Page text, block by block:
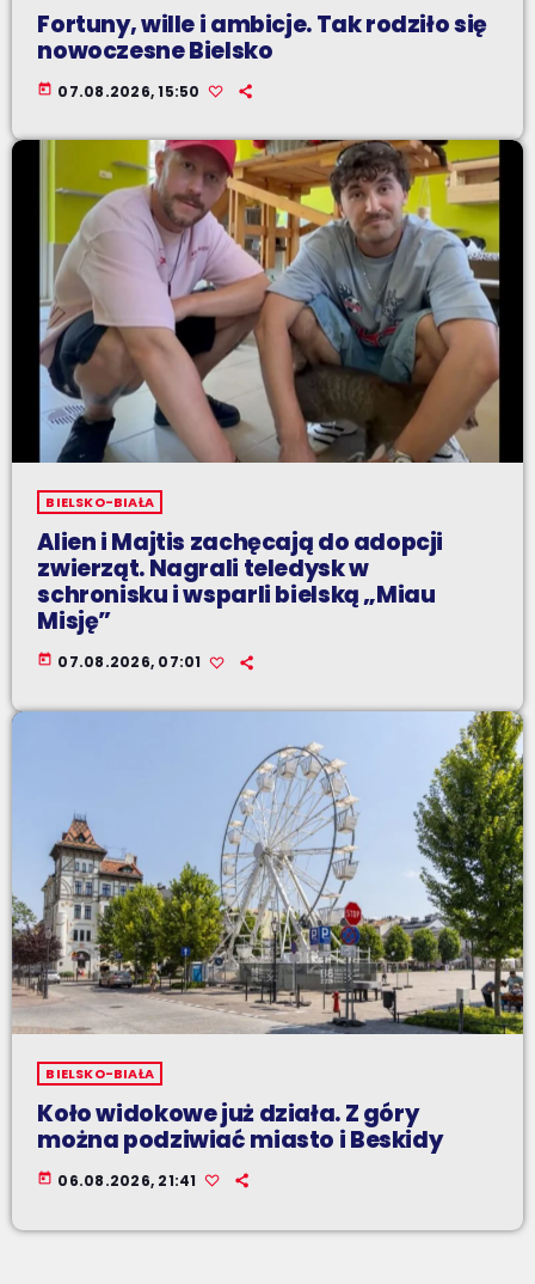
Fortuny, wille i ambicje. Tak rodziło się
nowoczesne Bielsko
today 07.08.2026, 15:50
BIELSKO-BIAŁA
Alien i Majtis zachęcają do adopcji
zwierząt. Nagrali teledysk w
schronisku i wsparli bielską „Miau
Misję”
today 07.08.2026, 07:01
BIELSKO-BIAŁA
Koło widokowe już działa. Z góry
można podziwiać miasto i Beskidy
today 06.08.2026, 21:41